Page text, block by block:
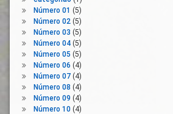
Vida
Social
Higiene
Junta
Legislación
Ley
Orgánica
Libre
Circulación
Medidas
Número 01 (5)
Número 02(5)
Número 03 (5)
Número 04(5)
Número 05 (5)
Número 06 (4)
Número 07(4)
Número 08 (4)
Número 09 (4)
Número 10(4)